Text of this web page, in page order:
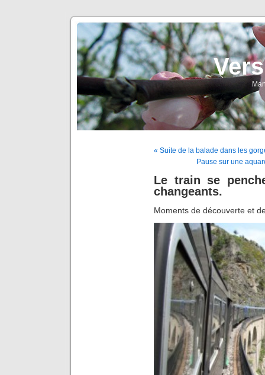
« Suite de la balade dans les
Pause sur une
Le train se
changeants.
Moments de découverte et